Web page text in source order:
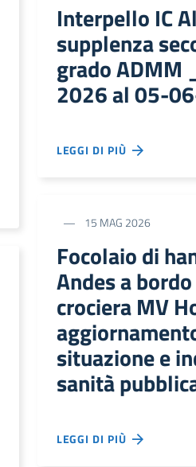
Interpello IC
supplenza
grado ADMM
2026 al 05-
LEGGI DI PIÙ
15 MAG 2026
Focolaio di
Andes a
crociera MV
situazione e
sanità
LEGGI DI PIÙ